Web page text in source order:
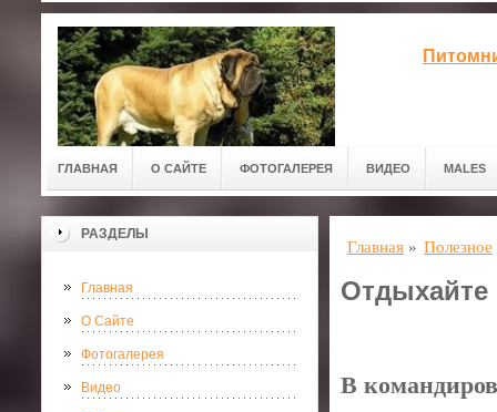
ГЛАВНАЯ О САЙТЕ ФОТОГАЛЕРЕЯ ВИДЕО MALES
РАЗДЕЛЫ
Главная
О Сайте
Фотогалерея
Видео
Главная » Полезное
В